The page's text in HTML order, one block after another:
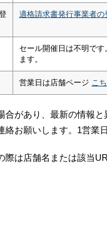
適格請求書発行事業者の
セール開催日は不明で
ます。
営業日は店舗ページ こ
合があり、最新の情報
絡お願いします。1営業
は店舗名または該当